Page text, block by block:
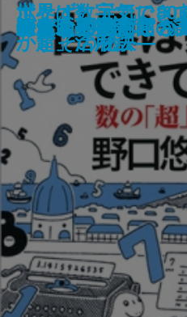
モノクロの君に恋
100回泣いても変
することにした。
荒神
笹の舟で海をわた
一人っ子同盟
女たちの避難所
ご破算で願いま
お瑛仕入帖―
月光のスティグマ
豆の上で眠る
管見妄語 とんで
世界は数字ででき
「超」活用法―
ガラスの靴
あしながおじさん
続あしながおじさ
おまえのすべてが
かぜまち美術館の
逢魔
特命金融捜査官
東大助手物語
ボケずに元気に
かすその秘訣―